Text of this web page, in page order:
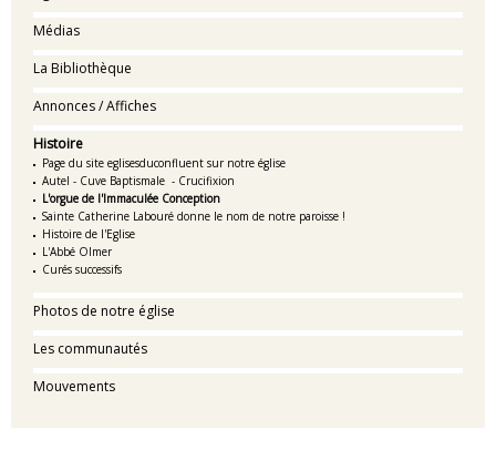
Médias
La Bibliothèque
Annonces / Affiches
Histoire
Page du site eglisesduconfluent sur notre église
Autel - Cuve Baptismale - Crucifixion
L'orgue de l'Immaculée Conception
Sainte Catherine Labouré donne le nom de notre paroisse !
Histoire de l'Eglise
L'Abbé Olmer
Curés successifs
Photos de notre église
Les communautés
Mouvements